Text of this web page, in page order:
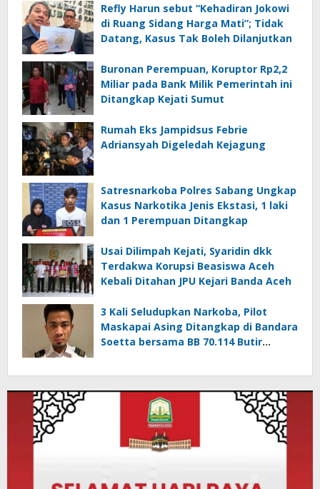
Refly Harun sebut “Kehadiran Jokowi
di Ruang Sidang Harga Mati”; Tidak
Datang, Kasus Tak Boleh Dilanjutkan
Buronan Perempuan, Koruptor Rp2,2
Miliar pada Bank Milik Pemerintah ini
Ditangkap Kejati Sumut
Rumah Eks Jampidsus Febrie
Adriansyah Digeledah Kejagung
Satresnarkoba Polres Sabang Ungkap
Kasus Narkotika Jenis Ekstasi, 1 laki
dan 1 Perempuan Ditangkap
Usai Dilimpah Kejati, Syaridin dkk
Terdakwa Korupsi Beasiswa Aceh
Kebali Ditahan JPU Kejari Banda Aceh
3 Kali Seludupkan Narkoba, Pilot
Maskapai Asing Ditangkap di Bandara
Soetta bersama BB 70.114 Butir